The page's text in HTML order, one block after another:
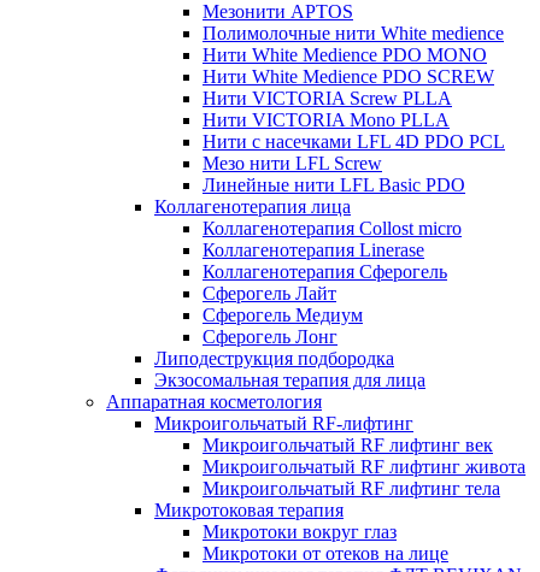
Мезонити APTOS
Полимолочные нити White medience
Нити White Medience PDO MONO
Нити White Medience PDO SCREW
Нити VICTORIA Screw PLLA
Нити VICTORIA Mono PLLA
Нити с насечками LFL 4D PDO PCL
Мезо нити LFL Screw
Линейные нити LFL Basic PDO
Коллагенотерапия лица
Коллагенотерапия Collost micro
Коллагенотерапия Linerase
Коллагенотерапия Сферогель
Сферогель Лайт
Сферогель Медиум
Сферогель Лонг
Липодеструкция подбородка
Экзосомальная терапия для лица
Аппаратная косметология
Микроигольчатый RF-лифтинг
Микроигольчатый RF лифтинг век
Микроигольчатый RF лифтинг живота
Микроигольчатый RF лифтинг тела
Микротоковая терапия
Микротоки вокруг глаз
Микротоки от отеков на лице